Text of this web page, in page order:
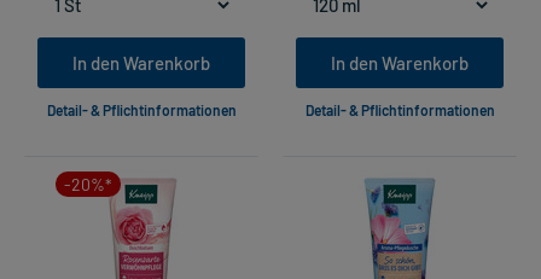
In den Warenkorb
Detail- & Pflichtinformationen
In den Warenkorb
Detail- & Pflichtinformationen
-20%*